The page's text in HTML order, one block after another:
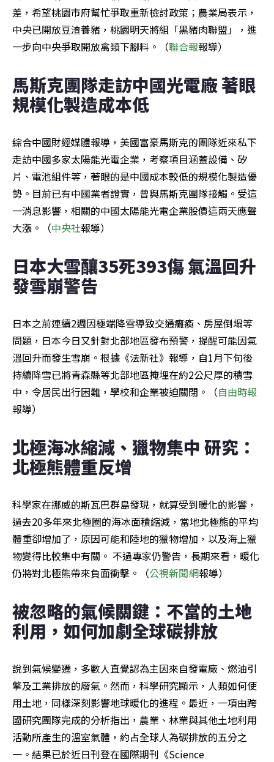
差，希望桃園市府幫忙爭取重新檢討政策；農業局表示，
中央已開放豆渣養豬，桃園明天將組「黑豬肉聯盟」，進
一步向中央爭取開放禽類下腳料。（聯合報報導）
馬斯克團隊走訪中國光電廠 著眼
規模化製造成本低
綜合中國財經媒體報導，美國富豪馬斯克的團隊近來私下
走訪中國多家太陽能光電企業，考察項目涵蓋設備、矽
片、電池組件等，著眼的是中國成本較低的規模化製造優
勢。目前已有中國業者證實，曾與馬斯克團隊接觸。受這
一消息影響，相關的中國太陽能光電企業股價這兩天應聲
大漲。（中央社報導）
日本大雪釀35死393傷 氣溫回升
發雪崩警告
日本之前連續2週因極端降雪導致交通癱瘓、房屋倒塌等
問題，日本今日又針對北部地區發布預警，提醒可能因氣
溫回升而發生雪崩。根據《法新社》報導，自1月下旬後
持續降雪已將青森縣等北部地區掩埋在約2公尺厚的積雪
中，令居民出行困難，學校和企業被迫關閉。（自由時報
報導）
北極海冰縮減、獵物集中 研究：
北極熊體重反增
科學家在挪威的斯瓦巴群島發現，就算受到暖化的影響，
過去20多年來北極圈的海冰面積縮減，當地北極熊的平均
體重卻增加了，原因可能和陸地的獵物增加，以及海上獵
物變得比較集中有關。 不過專家仍警告，長期來看，暖化
仍將對北極熊帶來負面衝擊。（公視新聞網報導）
被忽略的氣候關鍵：不當的土地
利用，如何加劇全球碳排放
說到氣候變遷，多數人直覺認為主因來自發電廠、燃油引
擎及工業排放的廢氣。然而，科學研究顯示，人類如何使
用土地，同樣深刻影響地球暖化的進程。最近，一項由跨
國研究團隊完成的分析指出，農業、林業與其他土地利用
活動所產生的溫室氣體，約占全球人為碳排放的五分之
一。結果已於近日刊登在國際期刊《Science